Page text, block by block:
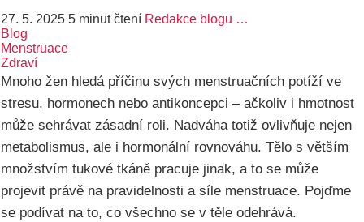
27. 5. 2025 5 minut čtení Redakce blogu …
Blog
Menstruace
Zdraví
Mnoho žen hledá příčinu svých menstruačních potíží ve
stresu, hormonech nebo antikoncepci – ačkoliv i hmotnost
může sehrávat zásadní roli. Nadváha totiž ovlivňuje nejen
metabolismus, ale i hormonální rovnováhu. Tělo s větším
množstvím tukové tkáně pracuje jinak, a to se může
projevit právě na pravidelnosti a síle menstruace. Pojďme
se podívat na to, co všechno se v těle odehrává.